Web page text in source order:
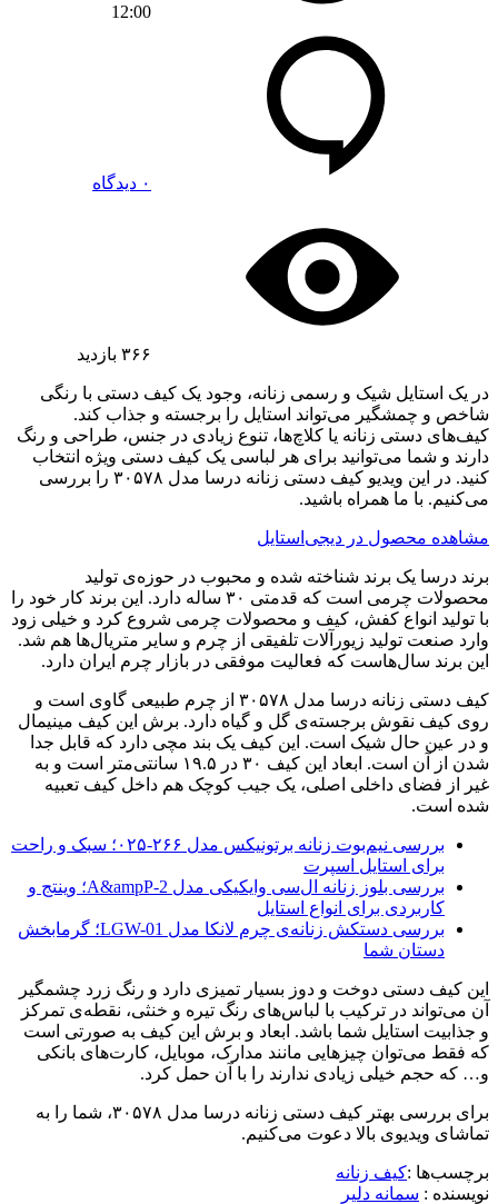
12:00
۰ دیدگاه
۳۶۶ بازدید
در یک استایل شیک و رسمی زنانه، وجود یک کیف دستی با رنگی
شاخص و چمشگیر می‌تواند استایل را برجسته و جذاب کند.
کیف‌های دستی زنانه یا کلاچ‌ها، تنوع زیادی در جنس، طراحی و رنگ
دارند و شما می‌توانید برای هر لباسی یک کیف دستی ویژه انتخاب
کنید. در این ویدیو کیف دستی زنانه درسا مدل ۳۰۵۷۸ را بررسی
می‌کنیم. با ما همراه باشید.
مشاهده محصول در دیجی‌استایل
برند درسا یک برند شناخته شده و محبوب در حوزه‌ی تولید
محصولات چرمی است که قدمتی ۳۰ ساله دارد. این برند کار خود را
با تولید انواع کفش، کیف و محصولات چرمی شروع کرد و خیلی زود
وارد صنعت تولید زیورآلات تلفیقی از چرم و سایر متریال‌ها هم شد.
این برند سال‌هاست که فعالیت موفقی در بازار چرم ایران دارد.
کیف دستی زنانه درسا مدل ۳۰۵۷۸ از چرم طبیعی گاوی است و
روی کیف نقوش برجسته‌ی گل و گیاه دارد. برش این کیف مینیمال
و در عین حال شیک است. این کیف یک بند مچی دارد که قابل جدا
شدن از آن است. ابعاد این کیف ۳۰ در ۱۹.۵ سانتی‌متر است و به
غیر از فضای داخلی اصلی، یک جیب کوچک هم داخل کیف تعبیه
شده است.
بررسی نیم‌بوت زنانه برتونیکس مدل ۲۶۶-۰۲۵؛ سبک و راحت
برای استایل اسپرت
بررسی بلوز زنانه ال‌سی وایکیکی مدل A&ampP-2؛ وینتج و
کاربردی برای انواع استایل
بررسی دستکش زنانه‌ی چرم لانکا مدل LGW-01؛ گرمابخش
دستان شما
این کیف دستی دوخت و دوز بسیار تمیزی دارد و رنگ زرد چشمگیر
آن می‌تواند در ترکیب با لباس‌های رنگ تیره و خنثی، نقطه‌ی تمرکز
و جذابیت استایل شما باشد. ابعاد و برش این کیف به صورتی است
که فقط می‌توان چیزهایی مانند مدارک، موبایل، کارت‌های بانکی
و… که حجم خیلی زیادی ندارند را با آن حمل کرد.
برای بررسی بهتر کیف دستی زنانه درسا مدل ۳۰۵۷۸، شما را به
تماشای ویدیوی بالا دعوت می‌کنیم.
برچسب‌ها :کیف زنانه
نویسنده :‌ سمانه دلیر